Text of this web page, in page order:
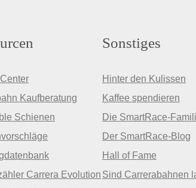
Kaufberatung
Schienen
Carrera Evolution
Sonstiges
Hinter den Kulissen
Kaffee spendieren
Die SmartRace-
Der SmartRace-Blog
Hall of Fame
Sind Carrerabahnen